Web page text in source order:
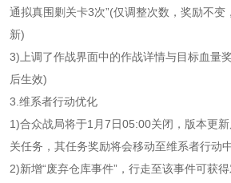
通拟真围剿关卡3次”(仅调整次数，奖励不变
新)
3)上调了作战界面中的作战详情与目标血量
后生效)
3.维系者行动优化
1)合众战局将于1月7日05:00关闭，版本更
关任务，其任务奖励将会移动至维系者行动
2)新增“废弃仓库事件”，行走至该事件可获